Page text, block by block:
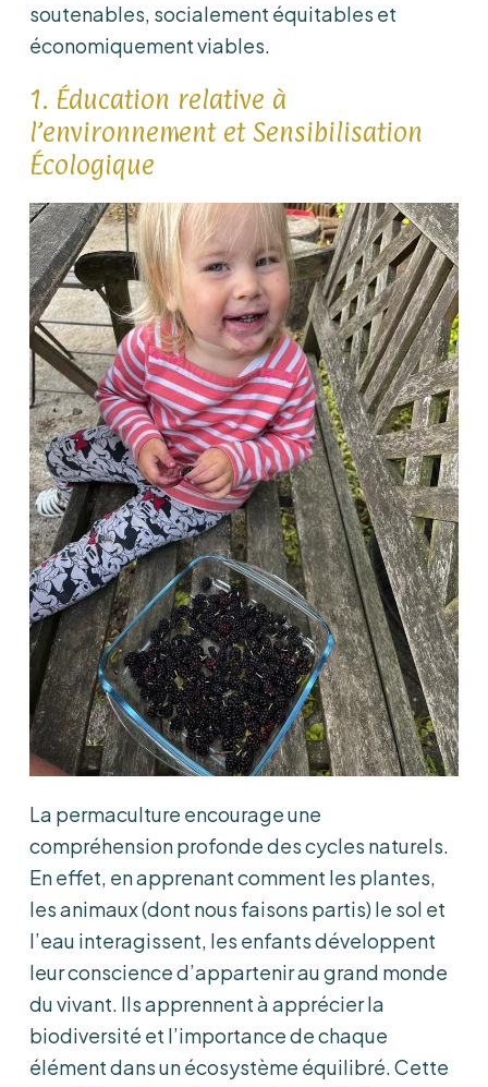
soutenables, socialement équitables et
économiquement viables.
1. Éducation relative à
l’environnement et Sensibilisation
Écologique
La permaculture encourage une
compréhension profonde des cycles naturels.
En effet, en apprenant comment les plantes,
les animaux (dont nous faisons partis) le sol et
l’eau interagissent, les enfants développent
leur conscience d’appartenir au grand monde
du vivant. Ils apprennent à apprécier la
biodiversité et l’importance de chaque
élément dans un écosystème équilibré. Cette